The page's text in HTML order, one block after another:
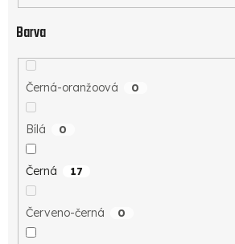
Barva
Černá-oranžoová 0
Bílá 0
Černá 17
Červeno-černá 0